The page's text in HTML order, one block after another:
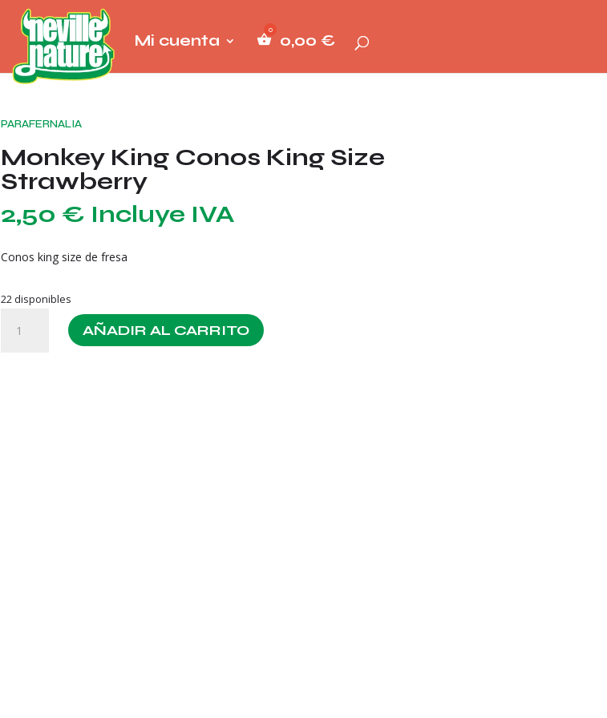
Mi cuenta 0,00 €
PARAFERNALIA
Monkey King Conos King Size
Strawberry
2,50 € Incluye IVA
Conos king size de fresa
22 disponibles
King
AÑADIR AL CARRITO